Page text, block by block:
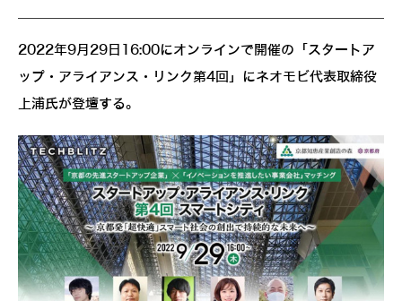
2022年9月29日16:00にオンラインで開催の「スタートア
ップ・アライアンス・リンク第4回」にネオモビ代表取締役
上浦氏が登壇する。